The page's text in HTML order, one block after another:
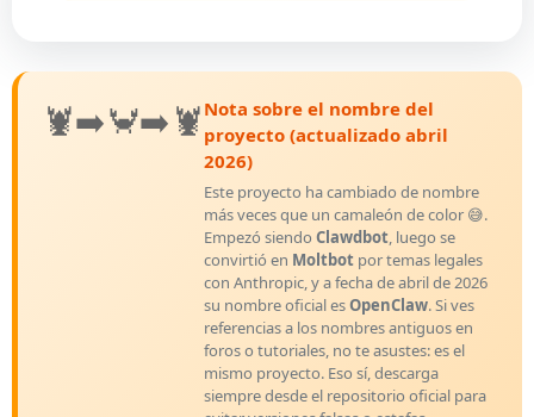
🦞➡️🦀➡️🦞 Nota sobre el nombre del
proyecto (actualizado abril
2026)
Este proyecto ha cambiado de nombre
más veces que un camaleón de color 😅.
Empezó siendo Clawdbot, luego se
convirtió en Moltbot por temas legales
con Anthropic, y a fecha de abril de 2026
su nombre oficial esOpenClaw. Si ves
referencias a los nombres antiguos en
foros o tutoriales, no te asustes: es el
mismo proyecto. Eso sí, descarga
siempre desde el repositorio oficial para